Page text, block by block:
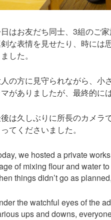
はお友だち同士、3組のご
な表情を見せたり、時には
した。
の方に見守られながら、小
がありましたが、最終的に
は久しぶりに所長のカメラ
ってくださいました。
we hosted a private
of mixing flour and water
things didn’t go as
the watchful eyes of the
ups and downs,